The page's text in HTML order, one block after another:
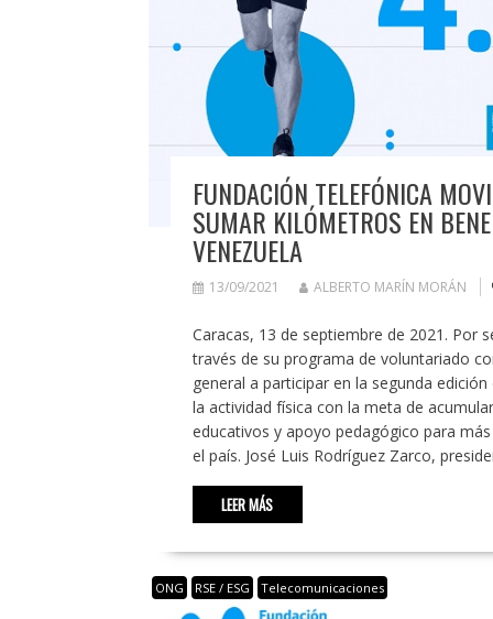
FUNDACIÓN TELEFÓNICA
SUMAR KILÓMETROS EN
VENEZUELA
13/09/2021 ALBERTO MARÍN MORÁN
Caracas, 13 de septiembre de 2021. Por
través de su programa de voluntariado
general a participar en la segunda
la actividad física con la meta de
educativos y apoyo pedagógico para
el país. José Luis Rodríguez Zarco,
LEER MÁS
ONG RSE / ESG Telecomunicaciones